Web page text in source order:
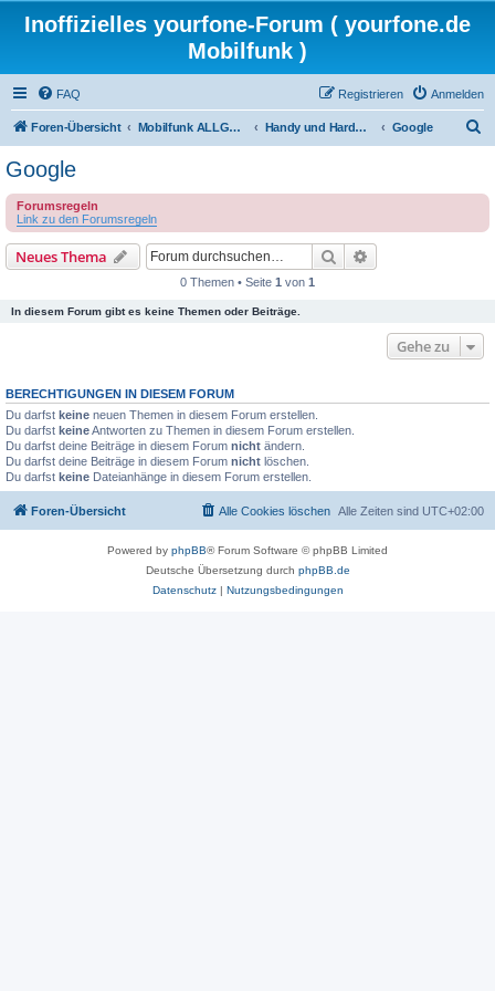
Inoffizielles yourfone-Forum ( yourfone.de
Mobilfunk )
FAQ Anmelden
Registrieren
Foren-Übersicht Mobilfunk ALLGEMEIN Handy und Hardware (Herstellerforen) Google
e
Google
Forumsregeln
Link zu den Forumsregeln
Neues Thema Suche
0 Themen • Seite 1 von 1
In diesem Forum gibt es keine Themen oder Beiträge.
Gehe zu
BERECHTIGUNGEN IN DIESEM FORUM
Du darfst keine neuen Themen in diesem Forum erstellen.
Du darfst keineAntworten zu Themen in diesem Forum erstellen.
Du darfst deine Beiträge in diesem Forum nicht ändern.
Du darfst deine Beiträge in diesem Forum nicht löschen.
Du darfst keine Dateianhänge in diesem Forum erstellen.
Foren-Übersicht Alle Zeiten sind UTC+02:00
Alle Cookies löschen
Powered by phpBB® Forum Software © phpBB Limited
Deutsche Übersetzung durch phpBB.de
Datenschutz| Nutzungsbedingungen